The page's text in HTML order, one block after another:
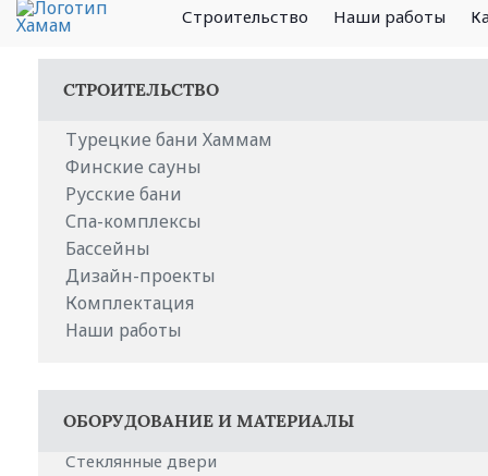
Строительство Наши работы
СТРОИТЕЛЬСТВО
Турецкие бани Хаммам
Финские сауны
Русские бани
Спа-комплексы
Бассейны
Дизайн-проекты
Комплектация
Наши работы
ОБОРУДОВАНИЕ И МАТЕРИАЛЫ
Стеклянные двери